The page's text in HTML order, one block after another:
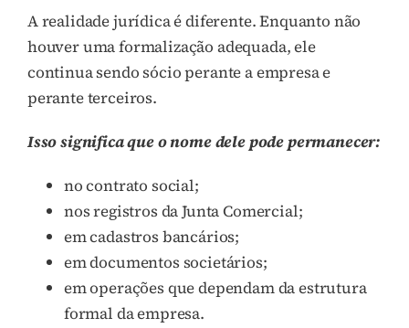
A realidade jurídica é diferente. Enquanto não
houver uma formalização adequada, ele
continua sendo sócio perante a empresa e
perante terceiros.
Isso significa que o nome dele pode permanecer:
no contrato social;
nos registros da Junta Comercial;
em cadastros bancários;
em documentos societários;
em operações que dependam da estrutura
formal da empresa.